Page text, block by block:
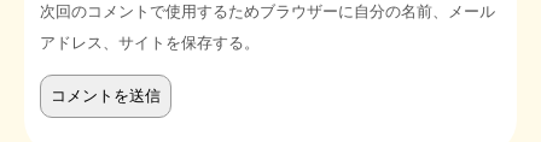
次回のコメントで使用するためブラウザーに自分の名前、メール
アドレス、サイトを保存する。